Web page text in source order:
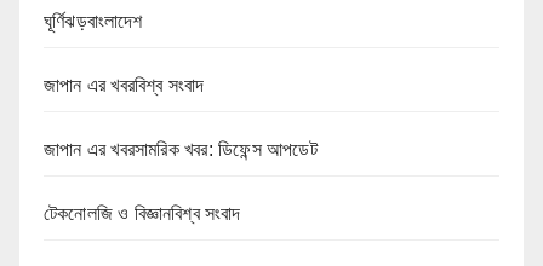
ঘূর্ণিঝড়বাংলাদেশ
জাপান এর খবরবিশ্ব সংবাদ
জাপান এর খবরসামরিক খবর: ডিফেন্স আপডেট
টেকনোলজি ও বিজ্ঞানবিশ্ব সংবাদ